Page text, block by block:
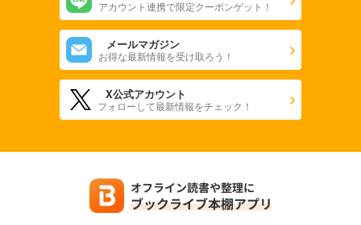
アカウント連携で限定クーポンゲット！
メールマガジン
お得な最新情報を受け取ろう！
X公式アカウント
フォローして最新情報をチェック！